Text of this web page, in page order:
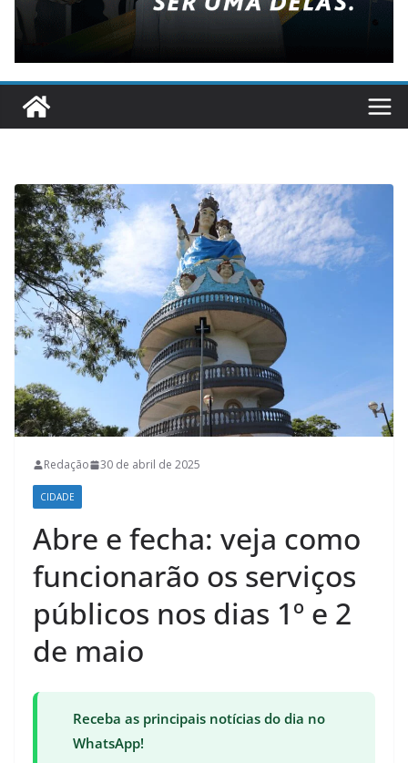
Redação 30 de abril de 2025
CIDADE
Abre e fecha: veja como
funcionarão os serviços
públicos nos dias 1º e 2
de maio
Receba as principais notícias do dia no
WhatsApp!